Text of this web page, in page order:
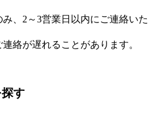
、2～3営業日以内にご連絡いた
絡が遅れることがあります。
す